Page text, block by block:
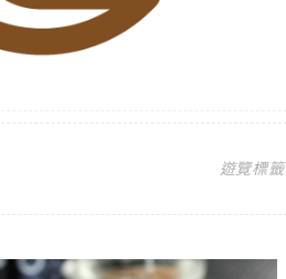
遊覽標籤